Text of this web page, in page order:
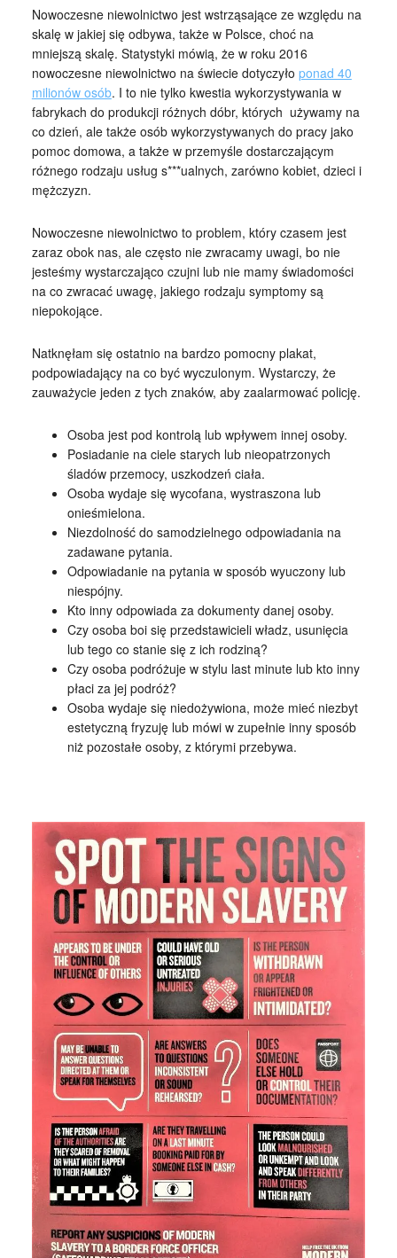
Nowoczesne niewolnictwo jest wstrząsające ze względu na
skalę w jakiej się odbywa, także w Polsce, choć na
mniejszą skalę. Statystyki mówią, że w roku 2016
nowoczesne niewolnictwo na świecie dotyczyło ponad 40
milionów osób. I to nie tylko kwestia wykorzystywania w
fabrykach do produkcji różnych dóbr, których używamy na
co dzień, ale także osób wykorzystywanych do pracy jako
pomoc domowa, a także w przemyśle dostarczającym
różnego rodzaju usług s***ualnych, zarówno kobiet, dzieci i
mężczyzn.
Nowoczesne niewolnictwo to problem, który czasem jest
zaraz obok nas, ale często nie zwracamy uwagi, bo nie
jesteśmy wystarczająco czujni lub nie mamy świadomości
na co zwracać uwagę, jakiego rodzaju symptomy są
niepokojące.
Natknęłam się ostatnio na bardzo pomocny plakat,
podpowiadający na co być wyczulonym. Wystarczy, że
zauważycie jeden z tych znaków, aby zaalarmować policję.
Osoba jest pod kontrolą lub wpływem innej osoby.
Posiadanie na ciele starych lub nieopatrzonych
śladów przemocy, uszkodzeń ciała.
Osoba wydaje się wycofana, wystraszona lub
onieśmielona.
Niezdolność do samodzielnego odpowiadania na
zadawane pytania.
Odpowiadanie na pytania w sposób wyuczony lub
niespójny.
Kto inny odpowiada za dokumenty danej osoby.
Czy osoba boi się przedstawicieli władz, usunięcia
lub tego co stanie się z ich rodziną?
Czy osoba podróżuje w stylu last minute lub kto inny
płaci za jej podróż?
Osoba wydaje się niedożywiona, może mieć niezbyt
estetyczną fryzuję lub mówi w zupełnie inny sposób
niż pozostałe osoby, z którymi przebywa.